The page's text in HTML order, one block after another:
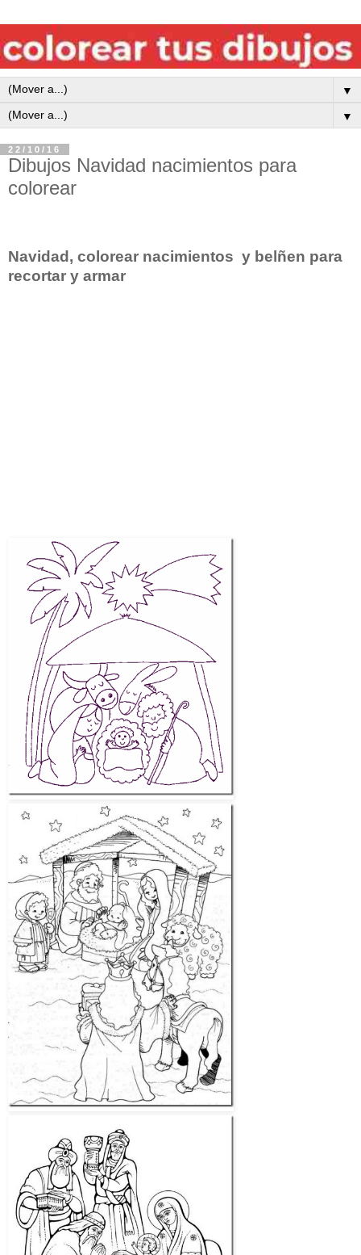
▼
▼
22/10/16
Dibujos Navidad nacimientos para
colorear
Navidad, colorear nacimientos y belñen para
recortar y armar